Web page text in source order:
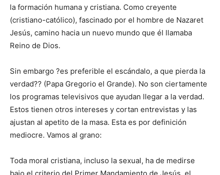
la formación humana y cristiana. Como creyente
(cristiano-católico), fascinado por el hombre de Nazaret
Jesús, camino hacia un nuevo mundo que él llamaba
Reino de Dios.
Sin embargo ?es preferible el escándalo, a que pierda la
verdad?? (Papa Gregorio el Grande). No son ciertamente
los programas televisivos que ayudan llegar a la verdad.
Estos tienen otros intereses y cortan entrevistas y las
ajustan al apetito de la masa. Esta es por definición
mediocre. Vamos al grano:
Toda moral cristiana, incluso la sexual, ha de medirse